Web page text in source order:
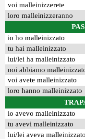
voi malleinizzerete
loro malleinizzeranno
io ho malleinizzato
tu hai malleinizzato
lui/lei ha malleinizzato
noi abbiamo
voi avete malleinizzato
loro hanno malleinizzato
io avevo malleinizzato
tu avevi malleinizzato
lui/lei aveva malleinizzato